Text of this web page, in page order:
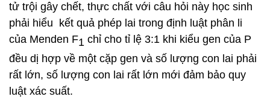
tử trội gây chết, thực chất với câu hỏi này học sinh
phải hiểu kết quả phép lai trong định luật phân li
của Menden F1 chỉ cho tỉ lệ 3:1 khi kiểu gen của P
đều dị hợp về một cặp gen và số lượng con lai phải
rất lớn, số lượng con lai rất lớn mới đảm bảo quy
luật xác suất.